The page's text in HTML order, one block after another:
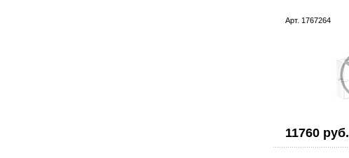
Арт. 1767264
11760 руб.